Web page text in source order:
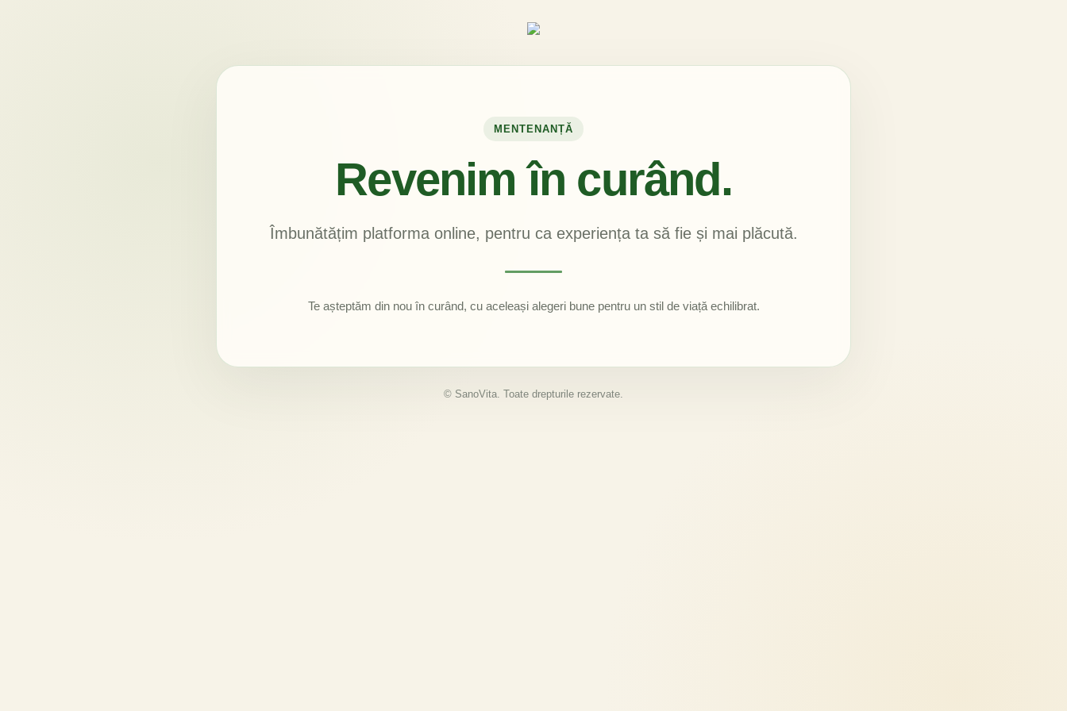
MENTENANȚĂ
Revenim în curând.
Îmbunătățim platforma online, pentru ca experiența ta să fie și mai plăcută.
Te așteptăm din nou în curând, cu aceleași alegeri bune pentru un stil de viață echilibrat.
© SanoVita. Toate drepturile rezervate.